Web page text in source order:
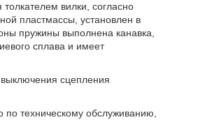
вилки, согласно
пластмассы, установлен в
пружины выполнена канавка,
сплава и имеет
сцепления
техническому обслуживанию,